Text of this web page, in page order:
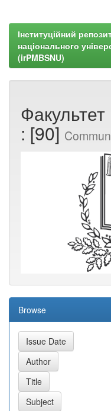
Інституційний
національного
(irPMBSNU)
Факультет
: [90]
Browse